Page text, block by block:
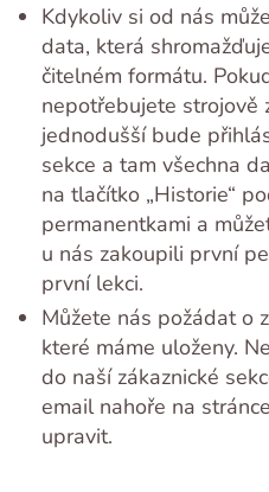
Kdykoliv si od nás
data, která
čitelném formátu.
nepotřebujete strojově
jednodušší bude
sekce a tam všechna
na tlačítko „Historie“
permanentkami a
u nás zakoupili první
první lekci.
Můžete nás požádat o
které máme uloženy.
do naší zákaznické
email nahoře na
upravit.